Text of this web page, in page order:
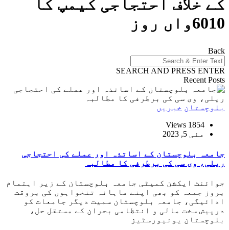
کے خلاف احتجاجی کیمپ کا
6010واں روز
Back
SEARCH AND PRESS ENTER
Recent Posts
بلوچستان خبریں
1854 Views
مئی 5, 2023
جامعہ بلوچستان کے اساتذہ اور عملے کی احتجاجی
ریلی، وی سی کی برطرفی کا مطالبہ
جوائنٹ ایکشن کمیٹی جامعہ بلوچستان کے زیر اہتمام
بروز جمعہ کو بھی اپنے ماہانہ تنخواہوں کی بروقت
ادائیگی، جامعہ بلوچستان سمیت دیگر جامعات کو
درپیش سخت مالی و انتظامی بحران کے مستقل حل،
بلوچستان یونیورسٹیز